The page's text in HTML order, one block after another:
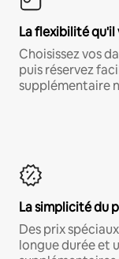
La flexibilité qu'il
Choisissez vos
puis réservez
supplémentaire
La simplicité du
Des prix
longue durée et